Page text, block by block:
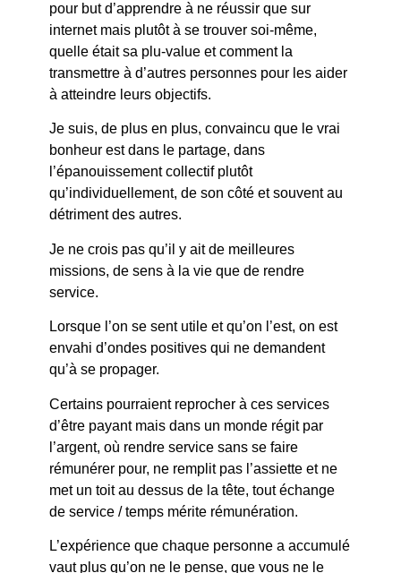
pour but d’apprendre à ne réussir que sur
internet mais plutôt à se trouver soi-même,
quelle était sa plu-value et comment la
transmettre à d’autres personnes pour les aider
à atteindre leurs objectifs.
Je suis, de plus en plus, convaincu que le vrai
bonheur est dans le partage, dans
l’épanouissement collectif plutôt
qu’individuellement, de son côté et souvent au
détriment des autres.
Je ne crois pas qu’il y ait de meilleures
missions, de sens à la vie que de rendre
service.
Lorsque l’on se sent utile et qu’on l’est, on est
envahi d’ondes positives qui ne demandent
qu’à se propager.
Certains pourraient reprocher à ces services
d’être payant mais dans un monde régit par
l’argent, où rendre service sans se faire
rémunérer pour, ne remplit pas l’assiette et ne
met un toit au dessus de la tête, tout échange
de service / temps mérite rémunération.
L’expérience que chaque personne a accumulé
vaut plus qu’on ne le pense, que vous ne le